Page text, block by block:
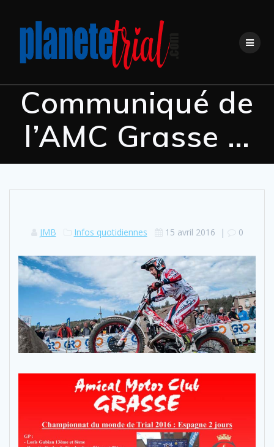
content
Communiqué de
l’AMC Grasse …
JMB Infos quotidiennes 15 avril 2016 | 0